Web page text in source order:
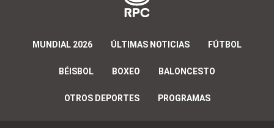
MUNDIAL 2026 ÚLTIMAS NOTICIAS FÚTBOL
BÉISBOL BOXEO BALONCESTO
OTROS DEPORTES PROGRAMAS